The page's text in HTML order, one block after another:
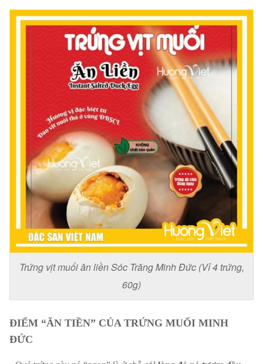
Trứng vịt muối ăn liền Sóc Trăng Minh Đức (Vỉ 4 trứng,
60g)
ĐIỂM “ĂN TIỀN” CỦA TRỨNG MUỐI MINH
ĐỨC